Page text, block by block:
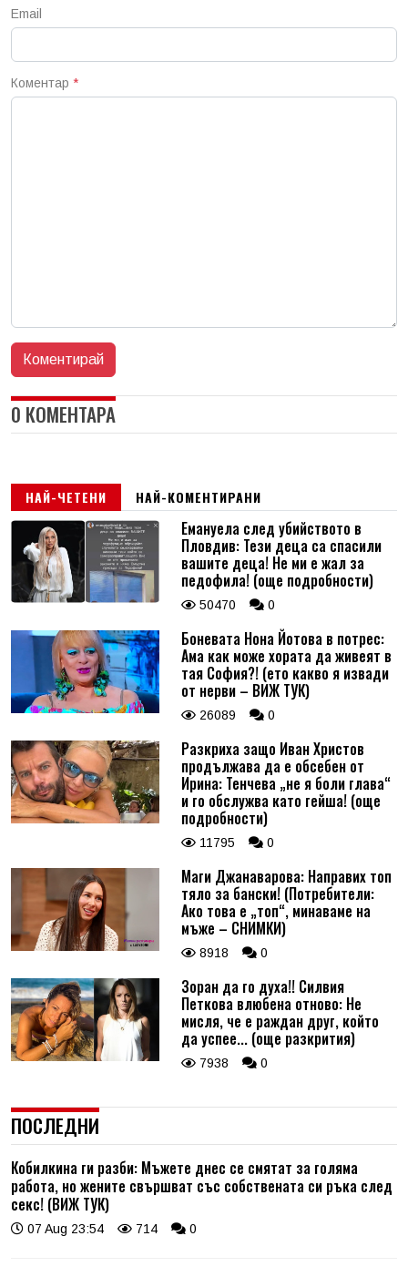
Email
Коментар *
0 КОМЕНТАРА
НАЙ-ЧЕТЕНИ НАЙ-КОМЕНТИРАНИ
Емануела след убийството в
Пловдив: Тези деца са спасили
вашите деца! Не ми е жал за
педофила! (още подробности)
50470 0
Боневата Нона Йотова в потрес:
Ама как може хората да живеят в
тая София?! (ето какво я извади
от нерви – ВИЖ ТУК)
26089 0
Разкриха защо Иван Христов
продължава да е обсебен от
Ирина: Тенчева „не я боли глава“
и го обслужва като гейша! (още
подробности)
11795 0
Маги Джанаварова: Направих топ
тяло за бански! (Потребители:
Ако това е „топ“, минаваме на
мъже – СНИМКИ)
8918 0
Зоран да го духа!! Силвия
Петкова влюбена отново: Не
мисля, че е раждан друг, който
да успее... (още разкрития)
7938 0
ПОСЛЕДНИ
Кобилкина ги разби: Мъжете днес се смятат за голяма
работа, но жените свършват със собствената си ръка след
секс! (ВИЖ ТУК)
07 Aug 23:54 714 0